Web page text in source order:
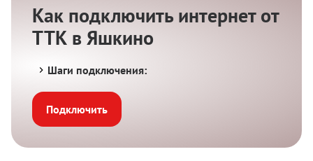
Как подключить интернет от
ТТК в Яшкино
Шаги подключения:
Подключить